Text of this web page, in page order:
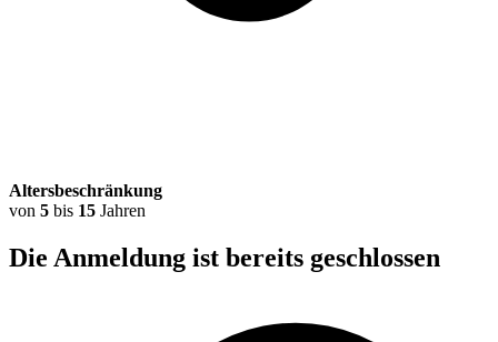
Altersbeschränkung
von 5 bis 15 Jahren
Die Anmeldung ist bereits geschlossen